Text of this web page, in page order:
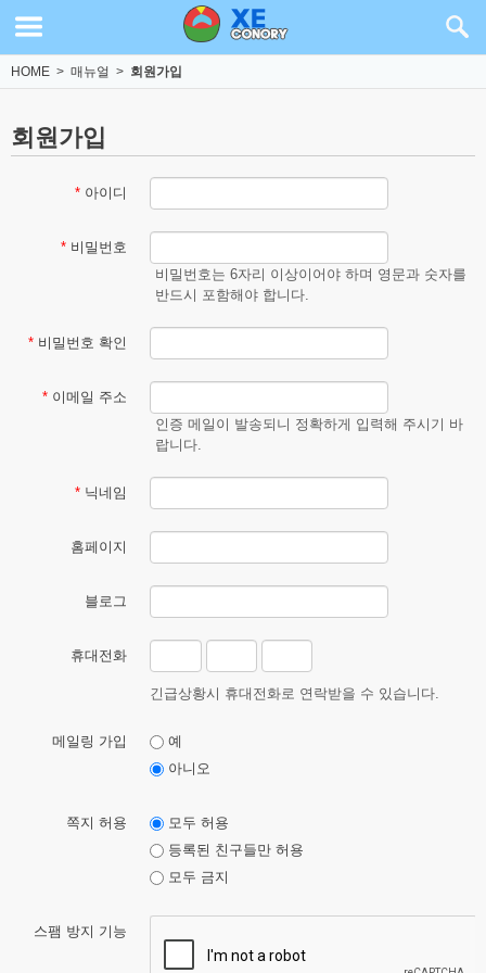
HOME > 매뉴얼 > 회원가입
회원가입
* 아이디
* 비밀번호
비밀번호는 6자리 이상이어야 하며 영문과 숫자를
반드시 포함해야 합니다.
* 비밀번호 확인
* 이메일 주소
인증 메일이 발송되니 정확하게 입력해 주시기 바
랍니다.
* 닉네임
홈페이지
블로그
휴대전화
긴급상황시 휴대전화로 연락받을 수 있습니다.
메일링 가입
예
아니오
쪽지 허용
모두 허용
등록된 친구들만 허용
모두 금지
스팸 방지 기능